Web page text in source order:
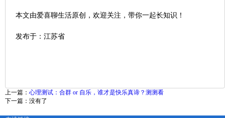
本文由爱喜聊生活原创，欢迎关注，带你一起长知识！
发布于：江苏省
上一篇： 心理测试：合群 or 自乐，谁才是快乐真谛？测测看
下一篇：没有了